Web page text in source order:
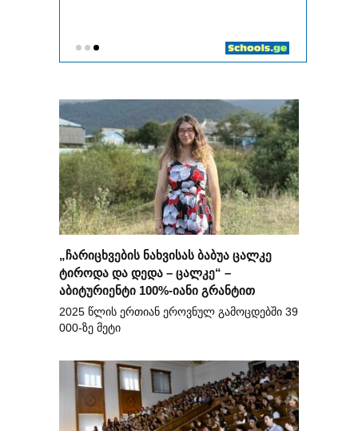
„ჩარიცხვების ნახვისას ბაბუა ცალკე
ტიროდა და დედა – ცალკე“ –
აბიტურიენტი 100%-იანი გრანტით
2025 წლის ერთიან ეროვნულ გამოცდებში 39
000-ზე მეტი